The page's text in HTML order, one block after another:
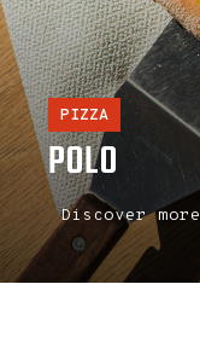
PIZZA
POLO
Discover more